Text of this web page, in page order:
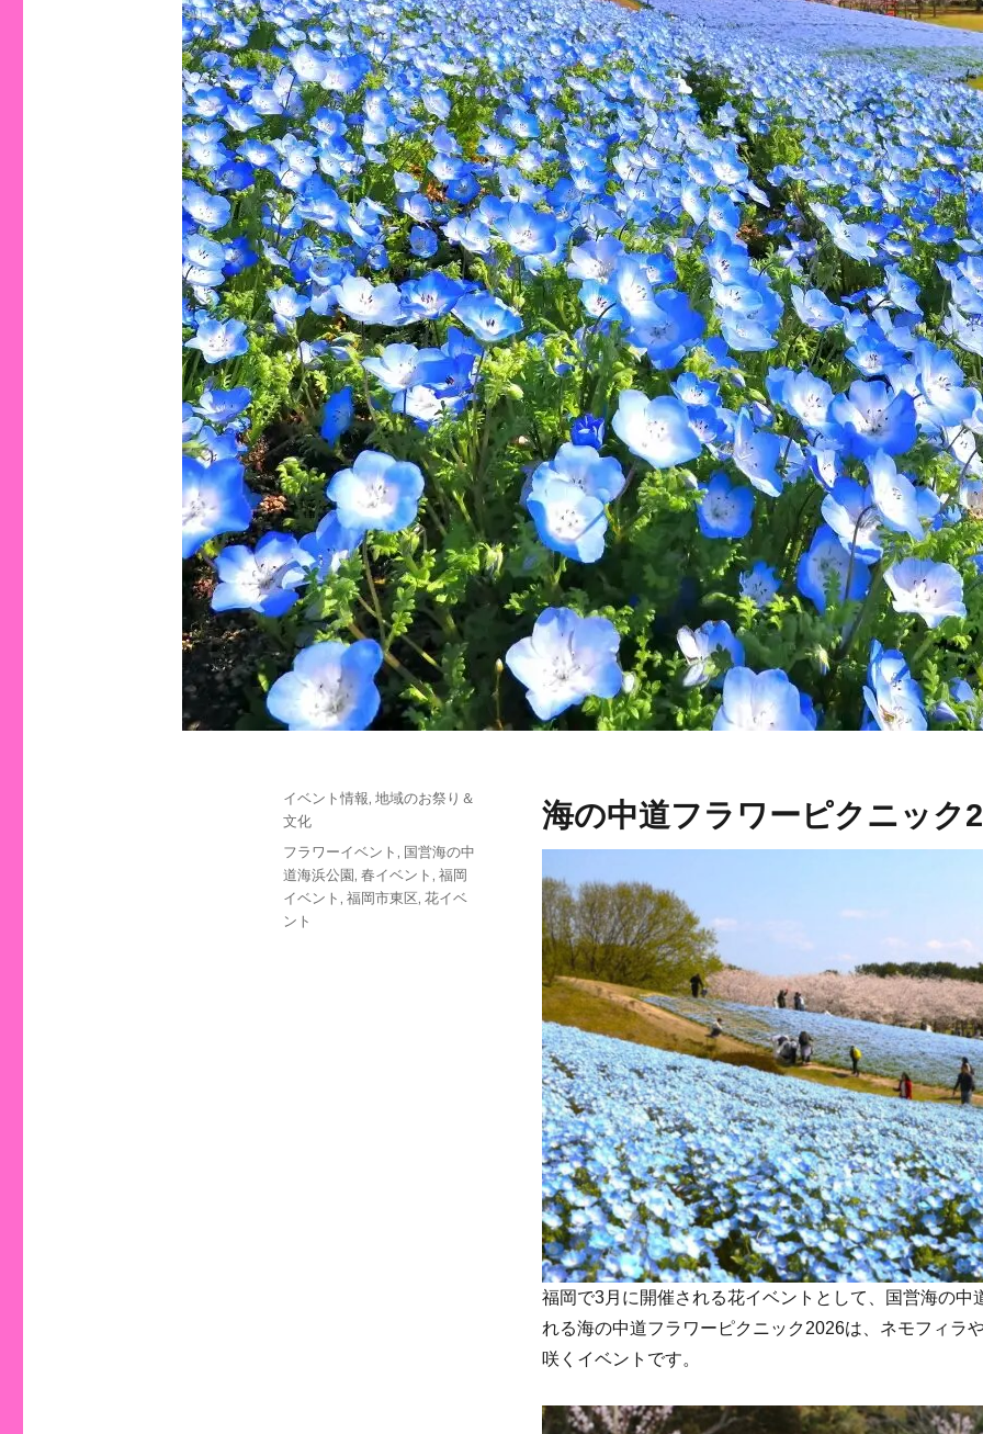
海の中道フラワーピクニック
福岡で3月に開催される花イベントとして、国営海の中
れる海の中道フラワーピクニック2026は、ネモフィラ
咲くイベントです。
投
稿
カ
テ
リ
ー
イベント情報, 地域のお祭り＆
文化
タ
グ
フラワーイベント , 国営海の中
道海浜公園, 春イベント , 福岡
イベント , 福岡市東区, 花イベ
ント